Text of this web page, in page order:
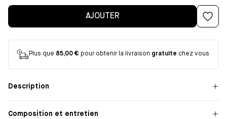
AJOUTER
Plus que 85,00 € pour obtenir la livraison gratuite chez vous
Description
Composition et entretien